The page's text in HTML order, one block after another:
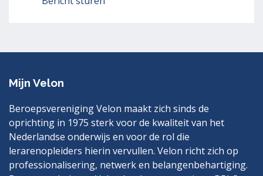
Mijn Velon
Beroepsvereniging Velon maakt zich sinds de
oprichting in 1975 sterk voor de kwaliteit van het
Nederlandse onderwijs en voor de rol die
lerarenopleiders hierin vervullen. Velon richt zich op
professionalisering, netwerk en belangenbehartiging.